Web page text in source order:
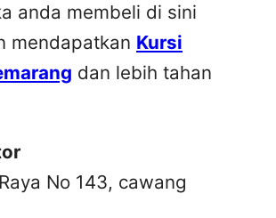
anda membeli di sini
mendapatkan Kursi
dan lebih tahan
No 143, cawang